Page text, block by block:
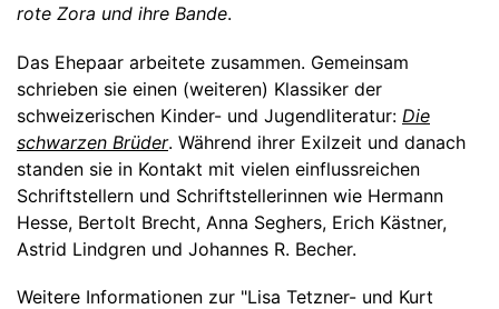
rote Zora und ihre Bande.
Das Ehepaar arbeitete zusammen. Gemeinsam
schrieben sie einen (weiteren) Klassiker der
schweizerischen Kinder- und Jugendliteratur: Die
schwarzen Brüder. Während ihrer Exilzeit und danach
standen sie in Kontakt mit vielen einflussreichen
Schriftstellern und Schriftstellerinnen wie Hermann
Hesse, Bertolt Brecht, Anna Seghers, Erich Kästner,
Astrid Lindgren und Johannes R. Becher.
Weitere Informationen zur "Lisa Tetzner- und Kurt